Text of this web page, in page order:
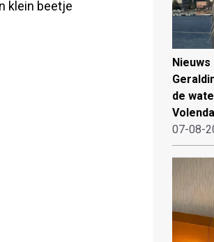
klein beetje
Nieuws
de
07-08-